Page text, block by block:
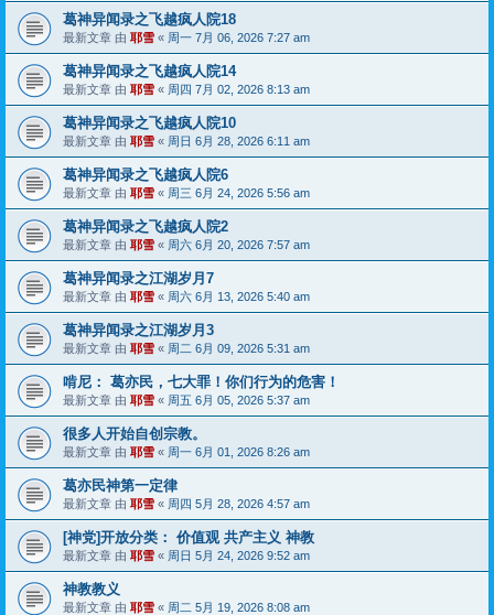
葛神异闻录之飞越疯人院18
最新文章 由 耶雪 « 周一 7月 06, 2026 7:27 am
葛神异闻录之飞越疯人院14
最新文章 由 耶雪 « 周四 7月 02, 2026 8:13 am
葛神异闻录之飞越疯人院10
最新文章 由 耶雪 « 周日 6月 28, 2026 6:11 am
葛神异闻录之飞越疯人院6
最新文章 由 耶雪 « 周三 6月 24, 2026 5:56 am
葛神异闻录之飞越疯人院2
最新文章 由 耶雪 « 周六 6月 20, 2026 7:57 am
葛神异闻录之江湖岁月7
最新文章 由 耶雪 « 周六 6月 13, 2026 5:40 am
葛神异闻录之江湖岁月3
最新文章 由 耶雪 « 周二 6月 09, 2026 5:31 am
啃尼： 葛亦民，七大罪！你们行为的危害！
最新文章 由 耶雪 « 周五 6月 05, 2026 5:37 am
很多人开始自创宗教。
最新文章 由 耶雪 « 周一 6月 01, 2026 8:26 am
葛亦民神第一定律
最新文章 由 耶雪 « 周四 5月 28, 2026 4:57 am
[神党]开放分类： 价值观 共产主义 神教
最新文章 由 耶雪 « 周日 5月 24, 2026 9:52 am
神教教义
最新文章 由 耶雪 « 周二 5月 19, 2026 8:08 am